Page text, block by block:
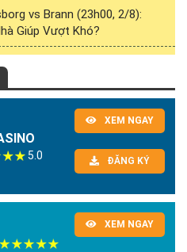
vs Brann (23h00, 2/8):
Giúp Vượt Khó?
5.0
XEM NGAY
ĐĂNG KÝ
XEM NGAY